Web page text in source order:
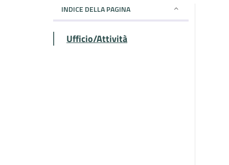
INDICE DELLA PAGINA
Ufficio/Attività